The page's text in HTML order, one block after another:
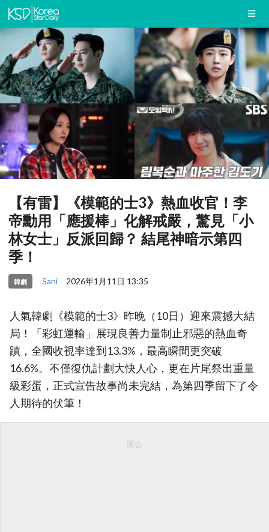
【有雷】《模範的士3》熱血收官！李
帝勳用「應援棒」化解戒嚴，驚見「小
林女士」反派回歸？ 結尾神暗示第四
季！
韓劇 Sani 2026年1月11日 13:35
人氣韓劇《模範的士3》昨晚（10日）迎來震撼大結
局！「彩虹運輸」展現良善力量制止邪惡的熱血奇
蹟，全國收視率達到13.3%，最高瞬間更突破
16.6%。不僅復仇計劃大快人心，更在片尾祭出重量
級彩蛋，正式宣告故事尚未完結，為第四季留下了令
人期待的伏筆！
廣告